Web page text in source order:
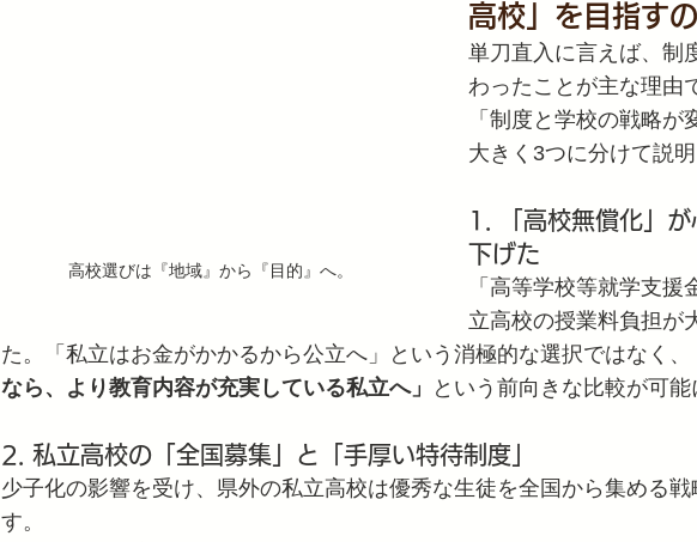
高校選びは『地域』から『目的』へ。
高校」を目指す
単刀直入に言えば、制
わったことが主な理由
「制度と学校の戦略が
大きく3つに分けて説明
1. 「高校無償化」
下げた
「高等学校等就学支
立高校の授業料負担が
た。「私立はお金がかかるから公立へ」という消極的な選択ではなく、
なら、より教育内容が充実している私立へ」
という前向きな比較が可能
2. 私立高校の「全国募集」と「手厚い特待制度」
少子化の影響を受け、県外の私立高校は優秀な生徒を全国から集める戦
す。